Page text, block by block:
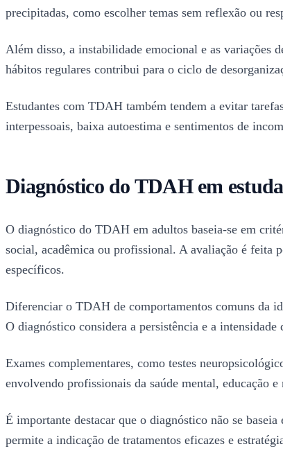
precipitadas, como escolher temas sem reflexão ou
Além disso, a instabilidade emocional e as variações
hábitos regulares contribui para o ciclo de
Estudantes com TDAH também tendem a evitar
interpessoais, baixa autoestima e sentimentos de
Diagnóstico do TDAH em
O diagnóstico do TDAH em adultos baseia-se em
social, acadêmica ou profissional. A avaliação é feita
específicos.
Diferenciar o TDAH de comportamentos comuns da
O diagnóstico considera a persistência e a
Exames complementares, como testes
envolvendo profissionais da saúde mental, educação
É importante destacar que o diagnóstico não se
permite a indicação de tratamentos eficazes e